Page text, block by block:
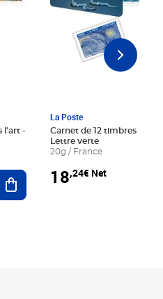
l'art -
Ajouter au panier
La Poste
Carnet de 12 timbres - Le
Lettre verte
20g / France
18,24€ Net